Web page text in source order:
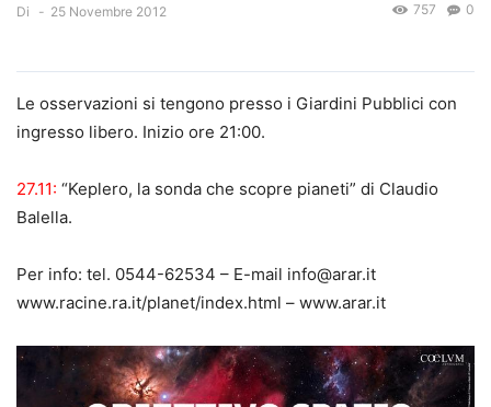
Di - 25 Novembre 2012 0
757
Le osservazioni si tengono presso i Giardini Pubblici con
ingresso libero. Inizio ore 21:00.
27.11: “Keplero, la sonda che scopre pianeti” di Claudio
Balella.
Per info: tel. 0544-62534 – E-mail info@arar.it
www.racine.ra.it/planet/index.html – www.arar.it